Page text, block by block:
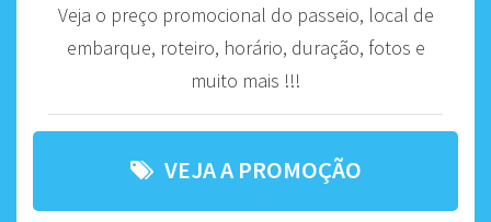
Veja o preço promocional do passeio, local de
embarque, roteiro, horário, duração, fotos e
muito mais !!!
VEJA A PROMOÇÃO